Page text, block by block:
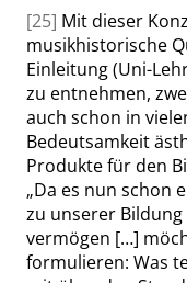
[25] Mit dieser
musikhistorische
Einleitung(Uni-
zu entnehmen,
auch schon in
Bedeutsamkeit
Produkte für den
„Da es nun schon
zu unserer
vermögen […]
formulieren: Was